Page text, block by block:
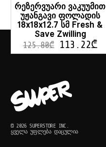
რეზერვუარი ვაკუუმით
უჟანგავი ფოლადის
18x18x12.7 სმ Fresh &
Save Zwilling
125.80₾ 113.22₾
© 2026 SUPERSTORE INC.
ᲧᲕᲔᲚᲐ ᲣᲤᲚᲔᲑᲐ ᲓᲐᲪᲣᲚᲘᲐ